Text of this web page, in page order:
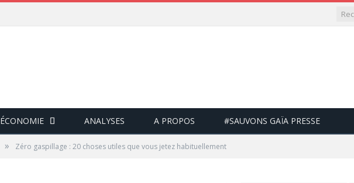
ÉCONOMIE ANALYSES A PROPOS #SAUVONS GAÏA PRESSE
» Zéro gaspillage : 20 choses utiles que vous jetez habituellement